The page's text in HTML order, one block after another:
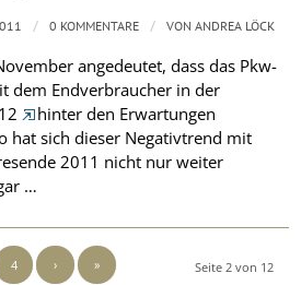
angedeutet, dass das Pkw-
dem Endverbraucher in der
hinter den Erwartungen
hat sich dieser Negativtrend mit
2011 nicht nur weiter
…
/ 0 KOMMENTARE / VONANDREA LÖCK
Seite 2 von 12
4 › »